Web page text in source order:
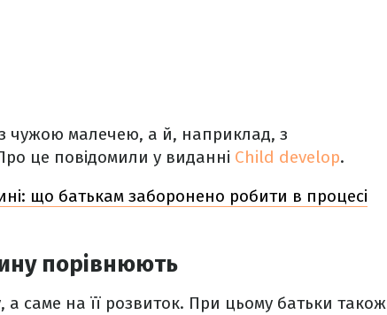
чужою малечею, а й, наприклад, з
це повідомили у виданні Child develop.
що батькам заборонено робити в процесі
порівнюють
саме на її розвиток. При цьому батьки також